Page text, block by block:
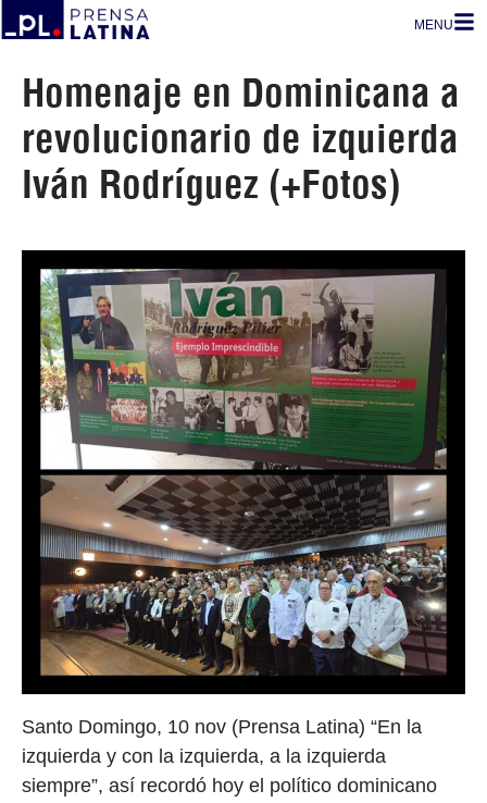
MENU
Homenaje en Dominicana a
revolucionario de izquierda
Iván Rodríguez (+Fotos)
Santo Domingo, 10 nov (Prensa Latina) “En la
izquierda y con la izquierda, a la izquierda
siempre”, así recordó hoy el político dominicano